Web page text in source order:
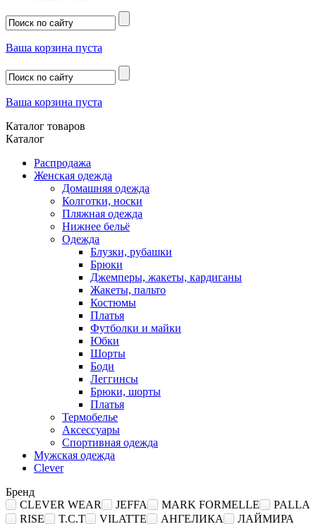
Ваша корзина пуста
Ваша корзина пуста
Каталог товаров
Каталог
Распродажа
Женская одежда
Домашняя одежда
Колготки, носки
Пляжная одежда
Нижнее бельё
Одежда
Блузки, рубашки
Брюки
Джемперы, жакеты, кардиганы
Жакеты, пальто
Костюмы
Платья
Футболки и майки
Юбки
Шорты
Боди
Леггинсы
Брюки, шорты
Платья
Термобелье
Аксессуары
Спортивная одежда
Мужская одежда
Clever
Бренд
CLEVER WEAR
JEFFA MARK FORMELLE
PALLA
RISE
T.C.T VILATTE АНГЕЛИКА
ЛАЙМИРА